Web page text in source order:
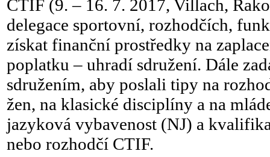
CTIF (9. – 16. 7. 2017, Villach,
delegace sportovní, rozhodčích,
získat finanční prostředky na
poplatku – uhradí sdružení. Dále
sdružením, aby poslali tipy na
žen, na klasické disciplíny a na
jazyková vybavenost (NJ) a
nebo rozhodčí CTIF.